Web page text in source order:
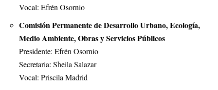
Vocal: Efrén Osornio
Comisión Permanente de Desarrollo Urbano, Ecología,
Medio Ambiente, Obras y Servicios Públicos
Presidente: Efrén Osornio
Secretaria: Sheila Salazar
Vocal: Priscila Madrid